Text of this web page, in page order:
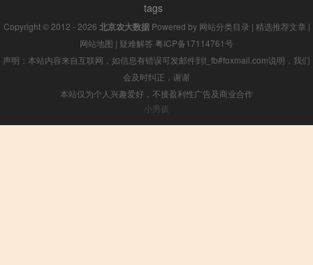
tags
Copyright © 2012 - 2026 北京农大数据Powered by 网站分类目录 | 精选推荐文章 |
网站地图 | 疑难解答 粤ICP备17114761号
声明：本站内容来自互联网，如信息有错误可发邮件到f_fb#foxmail.com说明，我们
会及时纠正，谢谢
本站仅为个人兴趣爱好，不接盈利性广告及商业合作
小男孩